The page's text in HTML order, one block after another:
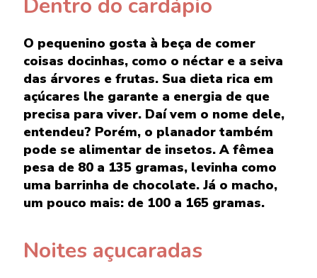
O pequenino gosta à beça de comer
coisas docinhas, como o néctar e a seiva
das árvores e frutas. Sua dieta rica em
açúcares lhe garante a energia de que
precisa para viver. Daí vem o nome dele,
entendeu? Porém, o planador também
pode se alimentar de insetos. A fêmea
pesa de 80 a 135 gramas, levinha como
uma barrinha de chocolate. Já o macho,
um pouco mais: de 100 a 165 gramas.
Noites açucaradas